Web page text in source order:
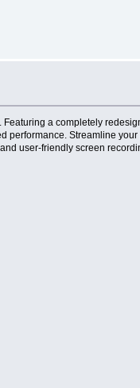
a completely
performance. Streamline
user-friendly screen